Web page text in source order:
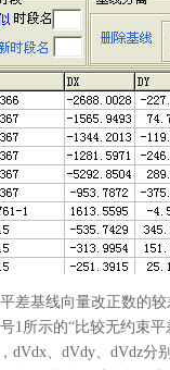
基线向量改正数的较
所示的“比较无约束
dVdx、dVdy、dVdz